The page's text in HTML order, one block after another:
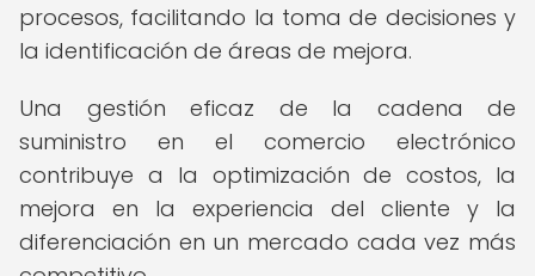
procesos, facilitando la toma de decisiones y
la identificación de áreas de mejora.
Una gestión eficaz de la cadena de
suministro en el comercio electrónico
contribuye a la optimización de costos, la
mejora en la experiencia del cliente y la
diferenciación en un mercado cada vez más